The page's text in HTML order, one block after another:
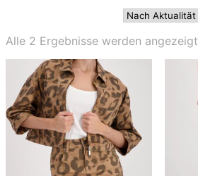
Alle 2 Ergebnisse werden angezeigt